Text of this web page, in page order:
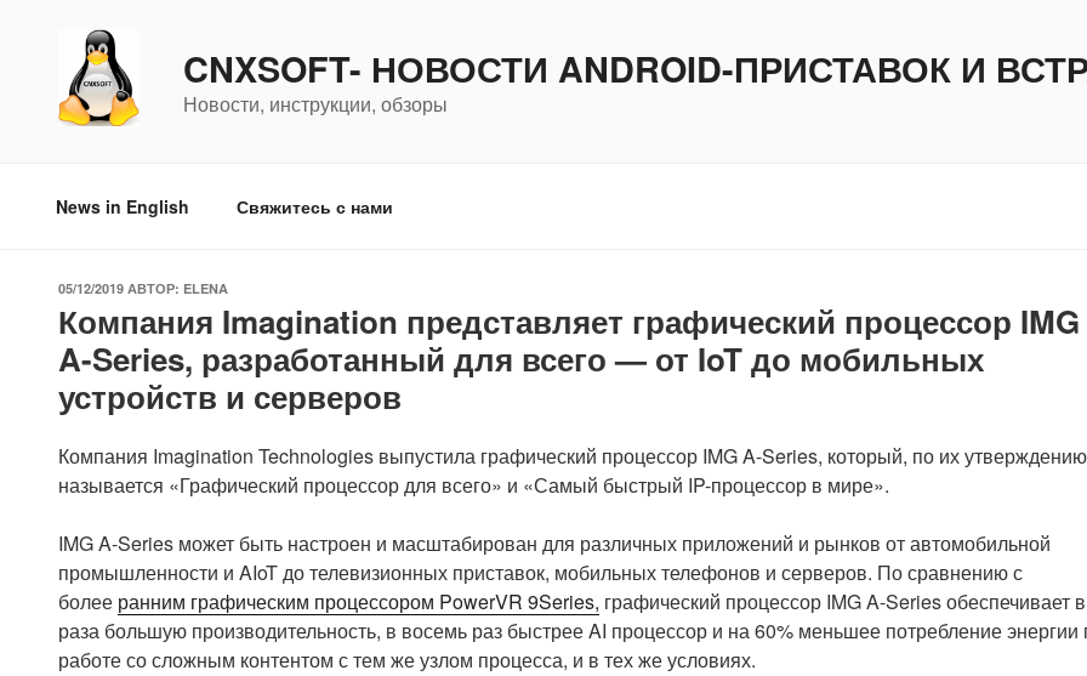
содержимому
CNXSOFT- НОВОСТИ ANDROID-ПРИСТАВОК И
Новости, инструкции, обзоры
News in English Свяжитесь с нами
ОПУБЛИКОВАНО
05/12/2019 АВТОР: ELENA
Компания Imagination представляет графический процессор IMG
A-Series, разработанный для всего — от IoT до мобильных
устройств и серверов
Компания Imagination Technologies выпустила графический процессор IMG A-Series, который, по их
называется «Графический процессор для всего» и «Самый быстрый IP-процессор в мире».
IMG A-Series может быть настроен и масштабирован для различных приложений и рынков от автомобильной
промышленности и AIoT до телевизионных приставок, мобильных телефонов и серверов. По сравнению с
более ранним графическим процессором PowerVR 9Series, графический процессор IMG A-Series обеспечивает
раза большую производительность, в восемь раз быстрее AI процессор и на 60% меньшее потребление энергии
работе со сложным контентом с тем же узлом процесса, и в тех же условиях.